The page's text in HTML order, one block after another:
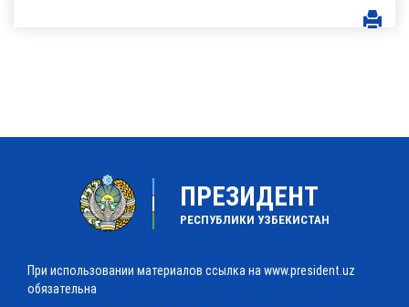
ПРЕЗИДЕНТ
РЕСПУБЛИКИ УЗБЕКИСТАН
При использовании материалов ссылка на www.president.uz
обязательна